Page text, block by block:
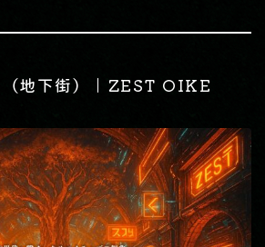
地下街）｜ZEST OIKE